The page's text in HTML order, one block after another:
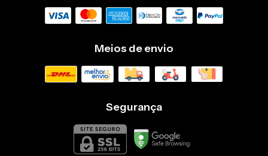
Meios de envio
Segurança